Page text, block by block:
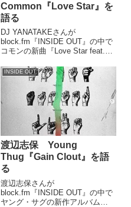
Common『Love Star』を
語る
DJ YANATAKEさんが
block.fm『INSIDE OUT』の中で
コモンの新曲『Love Star feat.
していました。New Release:
Common - Love S...
INSIDE OUT
渡辺志保 Young
Thug『Gain Clout』を語
る
渡辺志保さんが
block.fm『INSIDE OUT』の中で
ヤング・サグの新作アルバム